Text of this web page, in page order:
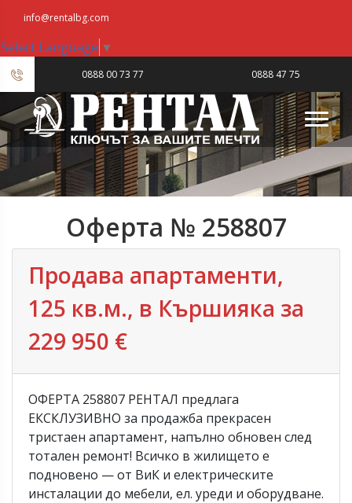
info@rentalbg.com
Select Language ▼
0888 00 73 77 0888 47 75
23
Оферта № 258807
Продава апартаменти,
125 кв.м., в Кършияка за
229 950 €
ОФЕРТА 258807 РЕНТАЛ предлага
ЕКСКЛУЗИВНО за продажба прекрасен
тристаен апартамент, напълно обновен след
тотален ремонт! Всичко в жилището е
подновено — от ВиК и електрическите
инсталации до мебели, ел. уреди и оборудване.